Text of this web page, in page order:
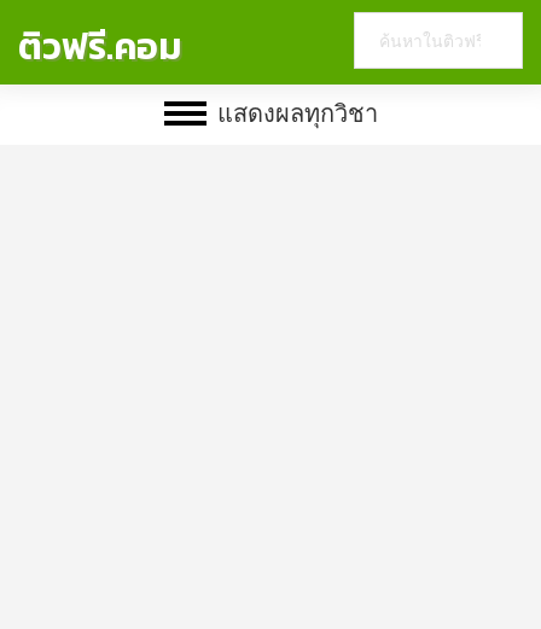
ติวฟรี.คอม
website
แสดงผลทุกวิชา